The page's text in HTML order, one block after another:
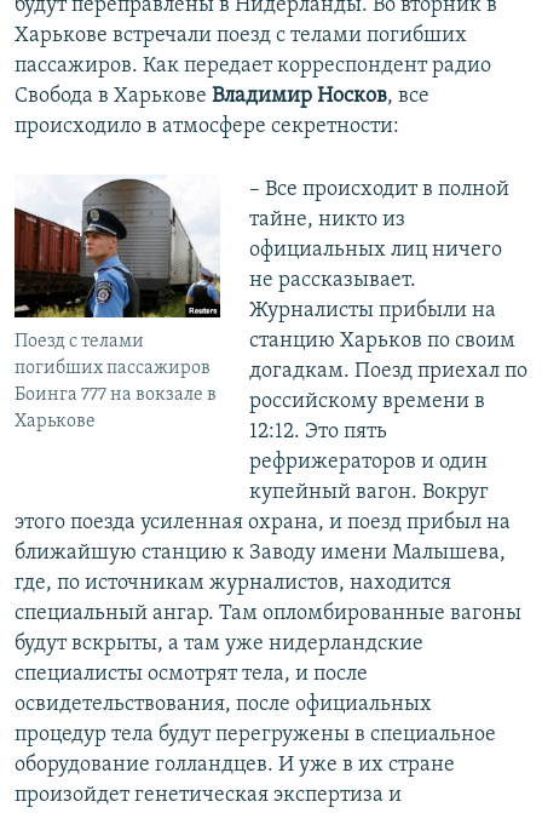
будут переправлены в Нидерланды. Во вторник в
Харькове встречали поезд с телами погибших
пассажиров. Как передает корреспондент радио
Свобода в Харькове Владимир Носков, все
происходило в атмосфере секретности:
Поезд с телами
погибших пассажиров
Боинга 777 на вокзале в
Харькове
– Все происходит в полной
тайне, никто из
официальных лиц ничего
не рассказывает.
Журналисты прибыли на
станцию Харьков по своим
догадкам. Поезд приехал по
российскому времени в
12:12. Это пять
рефрижераторов и один
купейный вагон. Вокруг
этого поезда усиленная охрана, и поезд прибыл на
ближайшую станцию к Заводу имени Малышева,
где, по источникам журналистов, находится
специальный ангар. Там опломбированные вагоны
будут вскрыты, а там уже нидерландские
специалисты осмотрят тела, и после
освидетельствования, после официальных
процедур тела будут перегружены в специальное
оборудование голландцев. И уже в их стране
произойдет генетическая экспертиза и